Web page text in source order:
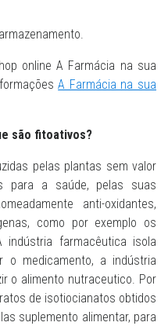
online A Farmácia na sua
A Farmácia na sua
são fitoativos?
pelas plantas sem valor
para a saúde, pelas suas
anti-oxidantes,
como por exemplo os
indústria farmacêutica isola
o medicamento, a indústria
o alimento nutraceutico. Por
de isotiocianatos obtidos
suplemento alimentar, para